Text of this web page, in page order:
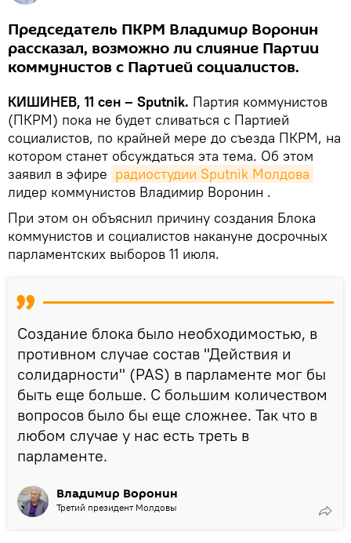
Председатель ПКРМ Владимир Воронин
рассказал, возможно ли слияние Партии
коммунистов с Партией социалистов.
КИШИНЕВ, 11 сен – Sputnik. Партия коммунистов
(ПКРМ) пока не будет сливаться с Партией
социалистов, по крайней мере до съезда ПКРМ, на
котором станет обсуждаться эта тема. Об этом
заявил в эфире радиостудии Sputnik Молдова
лидер коммунистов Владимир Воронин .
При этом он объяснил причину создания Блока
коммунистов и социалистов накануне досрочных
парламентских выборов 11 июля.
Создание блока было необходимостью, в
противном случае состав "Действия и
солидарности" (PAS) в парламенте мог бы
быть еще больше. С большим количеством
вопросов было бы еще сложнее. Так что в
любом случае у нас есть треть в
парламенте.
Владимир Воронин
Третий президент Молдовы